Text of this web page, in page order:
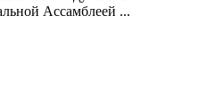
Ассамблеей ...